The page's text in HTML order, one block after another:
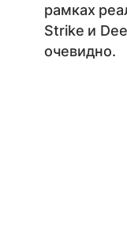
рамках
Strike и
очевидно.